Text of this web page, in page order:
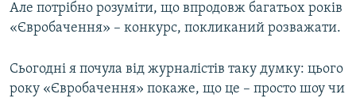
Але потрібно розуміти, що впродовж багатьох років
«Євробачення» – конкурс, покликаний розважати.
Сьогодні я почула від журналістів таку думку: цього
року «Євробачення» покаже, що це – просто шоу чи